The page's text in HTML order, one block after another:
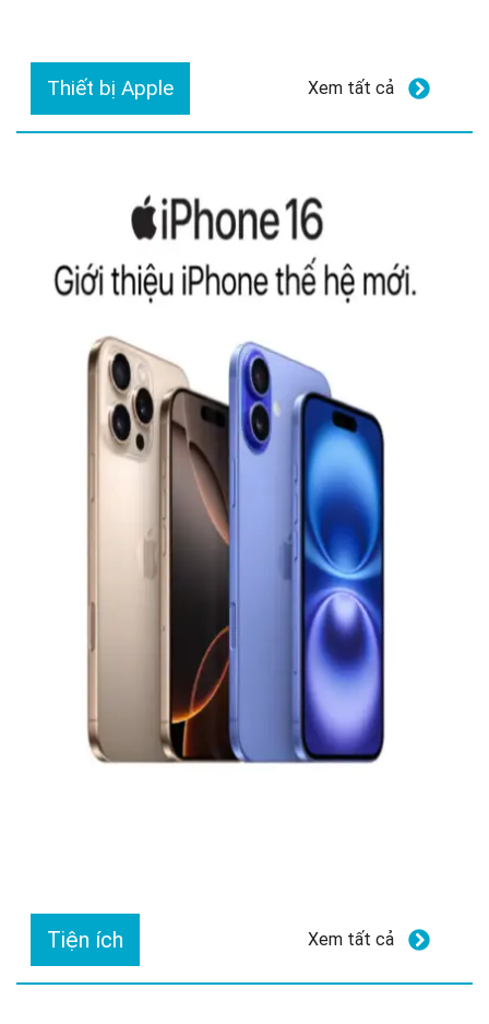
Thiết bị Apple Xem tất cả
Tiện ích Xem tất cả